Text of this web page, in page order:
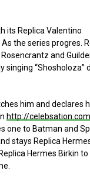
its Replica Valentino
the series progres.
and
“Shosholoza”
him and declares
http://
one to Batman and
stays Replica
Hermes Birkin to